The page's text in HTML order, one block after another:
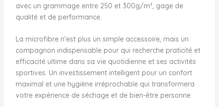
avec un grammage entre 250 et 300g/m², gage de
qualité et de performance.
La microfibre n’est plus un simple accessoire, mais un
compagnon indispensable pour qui recherche praticité et
efficacité ultime dans sa vie quotidienne et ses activités
sportives. Un investissement intelligent pour un confort
maximal et une hygiène irréprochable qui transformera
votre expérience de séchage et de bien-être personne